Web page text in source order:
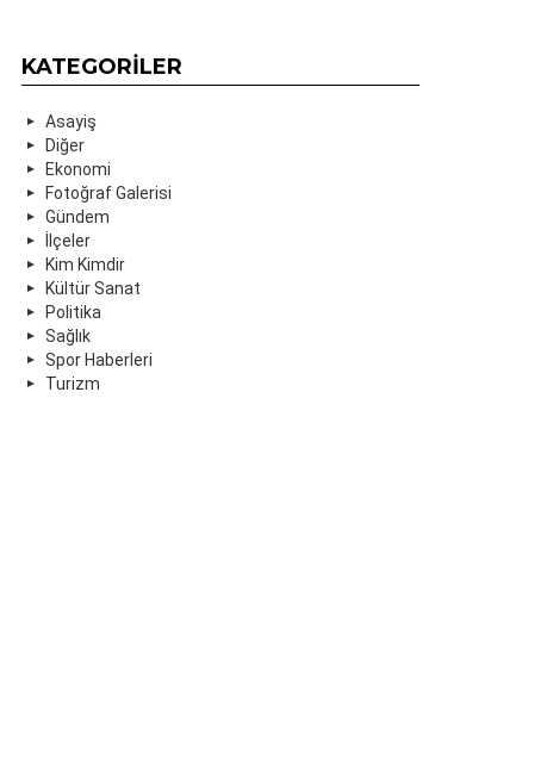
KATEGORILER
Asayiş
Diğer
Ekonomi
Fotoğraf Galerisi
Gündem
İlçeler
Kim Kimdir
Kültür Sanat
Politika
Sağlık
Spor Haberleri
Turizm